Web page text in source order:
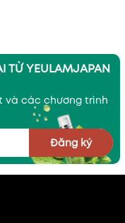
TỪ YEULAMJAPAN
và các chương trình
Đăng ký